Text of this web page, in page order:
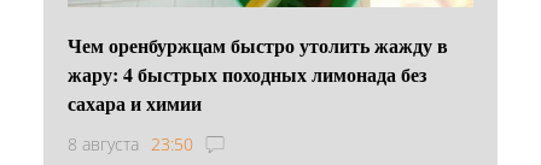
Чем оренбуржцам быстро утолить жажду в
жару: 4 быстрых походных лимонада без
сахара и химии
8 августа 23:50